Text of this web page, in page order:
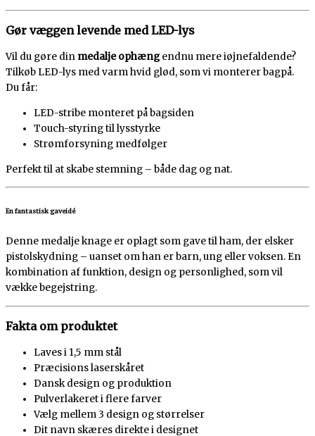
Gør væggen levende med LED-lys
Vil du gøre din medalje ophængendnu mere iøjnefaldende?
Tilkøb LED-lys med varm hvid glød, som vi monterer bagpå.
Du får:
LED-stribe monteret på bagsiden
Touch-styring til lysstyrke
Strømforsyning medfølger
Perfekt til at skabe stemning – både dag og nat.
En fantastisk gaveidé
Denne medalje knage er oplagt som gave til ham, der elsker
pistolskydning – uanset om han er barn, ung eller voksen. En
kombination af funktion, design og personlighed, som vil
vække begejstring.
Fakta om produktet
Laves i 1,5 mm stål
Præcisions laserskåret
Dansk design og produktion
Pulverlakeret i flere farver
Vælg mellem 3 design og størrelser
Dit navn skæres direkte i designet